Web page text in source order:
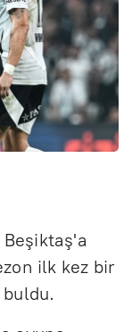
ilk kez bir
buldu.